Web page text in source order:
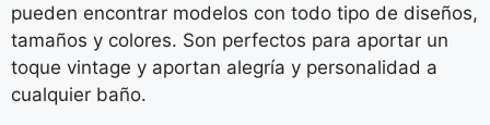
pueden encontrar modelos con todo tipo de diseños,
tamaños y colores. Son perfectos para aportar un
toque vintage y aportan alegría y personalidad a
cualquier baño.